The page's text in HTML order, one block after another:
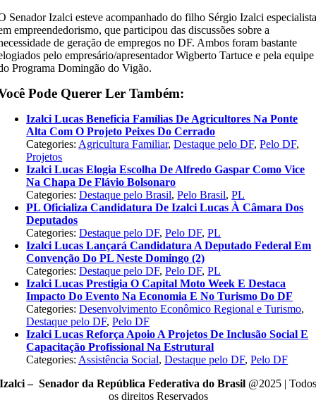
Senador Izalci esteve acompanhado do filho Sérgio Izalci
empreendedorismo, que participou das discussões sobre a
de geração de empregos no DF. Ambos foram bastante
pelo empresário/apresentador Wigberto Tartuce e pela equipe
Programa Domingão do Vigão.
Pode Querer Ler Também:
Izalci Lucas Beneficia Famílias De Agricultores Na Ponte
Alta Com O Projeto Peixes Do Cerrado
Categories: Agricultura Familiar,Destaque pelo DF,Pelo DF,
Projetos
Izalci Lucas Elogia Escolha De Alfredo Gaspar Como Vice
Na Chapa De Flávio Bolsonaro
Categories:Destaque pelo Brasil,Pelo Brasil,PL
PL Oficializa Candidatura De Izalci Lucas À Câmara Dos
Deputados
Categories:Destaque pelo DF,Pelo DF,PL
Izalci Lucas Lançará Candidatura A Deputado Federal Em
Convenção Do PL Neste Domingo (2)
Categories:Destaque pelo DF,Pelo DF,PL
Izalci Lucas Prestigia O Capital Moto Week E Destaca
Impacto Do Evento Na Economia E No Turismo Do DF
Categories:Desenvolvimento Econômico Regional e Turismo,
Destaque pelo DF,Pelo DF
Izalci Lucas Reforça Apoio A Projetos De Inclusão Social E
Capacitação Profissional Na Estrutural
Categories: Assistência Social,Destaque pelo DF,Pelo DF
Izalci – Senador da República Federativa do Brasil @2025 | Todos
os direitos Reservados